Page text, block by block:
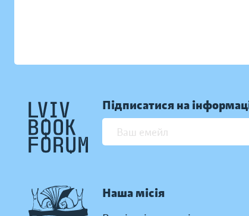
Підписатися на
Наша місія